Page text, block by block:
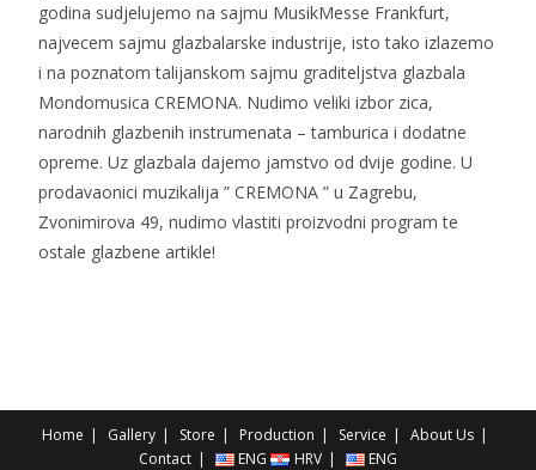
godina sudjelujemo na sajmu MusikMesse Frankfurt,
najvecem sajmu glazbalarske industrije, isto tako izlazemo
i na poznatom talijanskom sajmu graditeljstva glazbala
Mondomusica CREMONA. Nudimo veliki izbor zica,
narodnih glazbenih instrumenata – tamburica i dodatne
opreme. Uz glazbala dajemo jamstvo od dvije godine. U
prodavaonici muzikalija ” CREMONA ” u Zagrebu,
Zvonimirova 49, nudimo vlastiti proizvodni program te
ostale glazbene artikle!
Home Gallery Store Production Service
About Us
Contact
ENG HRV ENG